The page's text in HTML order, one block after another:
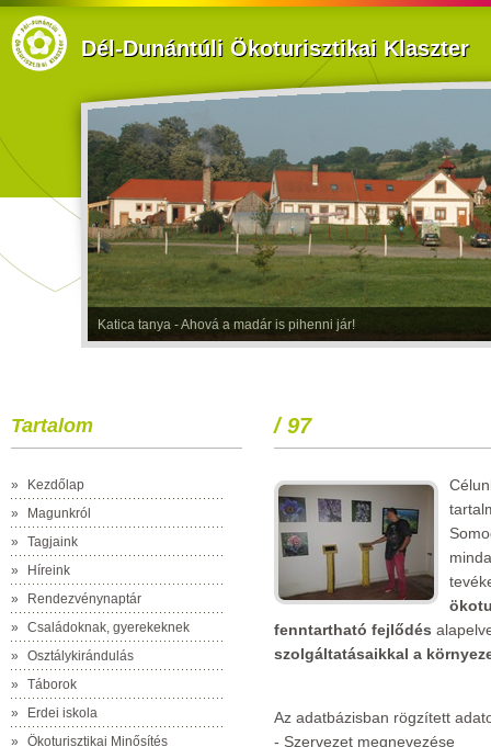
Dél-Dunántúli Ökoturisztikai Klaszter
Katica tanya - Ahová a madár is pihenni jár!
Tartalom
»
Kezdőlap
»
Magunkról
»
Tagjaink
»
Híreink
»
Rendezvénynaptár
»
Családoknak, gyerekeknek
»
Osztálykirándulás
»
Táborok
»
Erdei iskola
»
Ökoturisztikai Minősítés
/ 97
fenntartható fejlődés
szolgáltatásaikkal a
Az adatbázisban rögzített
- Szervezet megnevezése